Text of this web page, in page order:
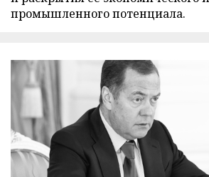
промышленного потенциала.